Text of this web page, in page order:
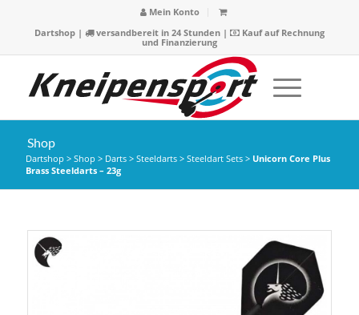
Mein Konto
Dartshop| versandbereit in 24 Stunden |
Kauf auf Rechnung
und Finanzierung
Shop
Dartshop > Shop > Darts> Steeldarts> Steeldart Sets> Unicorn Core Plus
Brass Steeldarts – 23g